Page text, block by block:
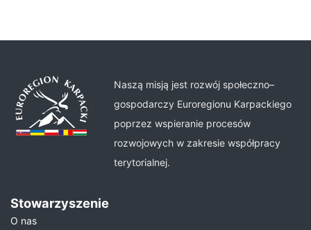
Naszą misją jest rozwój społeczno–
gospodarczy Euroregionu Karpackiego
poprzez wspieranie procesów
rozwojowych w zakresie współpracy
terytorialnej.
Stowarzyszenie
O nas